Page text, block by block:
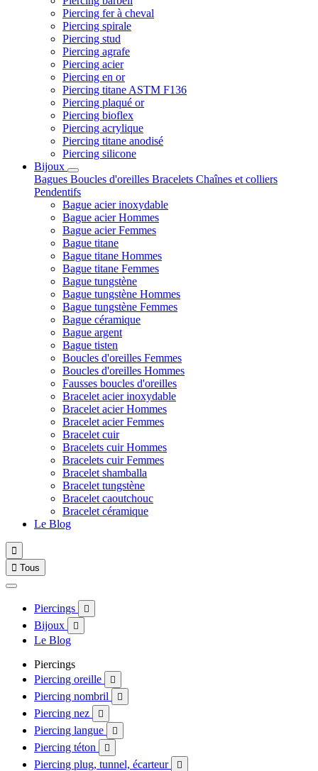
Piercing fer à cheval
Piercing spirale
Piercing stud
Piercing agrafe
Piercing acier
Piercing en or
Piercing titane ASTM F136
Piercing plaqué or
Piercing bioflex
Piercing acrylique
Piercing titane anodisé
Piercing silicone
Bijoux
Bagues Boucles d'oreilles Bracelets Chaînes et colliers
Pendentifs
Bague acier inoxydable
Bague acier Hommes
Bague acier Femmes
Bague titane
Bague titane Hommes
Bague titane Femmes
Bague tungstène
Bague tungstène Hommes
Bague tungstène Femmes
Bague céramique
Bague argent
Bague tisten
Boucles d'oreilles Femmes
Boucles d'oreilles Hommes
Fausses boucles d'oreilles
Bracelet acier inoxydable
Bracelet acier Hommes
Bracelet acier Femmes
Bracelet cuir
Bracelets cuir Hommes
Bracelets cuir Femmes
Bracelet shamballa
Bracelet tungstène
Bracelet caoutchouc
Bracelet céramique
Le Blog

 Tous
Piercings 
Bijoux 
Le Blog
Piercings
Piercing oreille

Piercing nombril 
Piercing nez 
Piercing langue 
Piercing téton 
Piercing plug, tunnel, écarteur 